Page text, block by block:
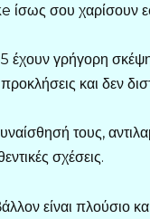
ίσως σου χαρίσουν
γρήγορη σκέψη,
και δεν
τους,
σχέσεις.
είναι πλούσιο